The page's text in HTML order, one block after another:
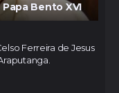
Papa Bento XVI
Ferreira de Jesus